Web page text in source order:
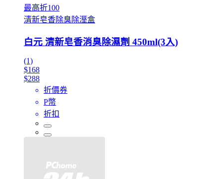
最高折100
清新皂香除臭除溼盒
白元 清新皂香消臭除濕劑 450ml(3入)
(1)
$168
$288
折價券
P幣
折扣